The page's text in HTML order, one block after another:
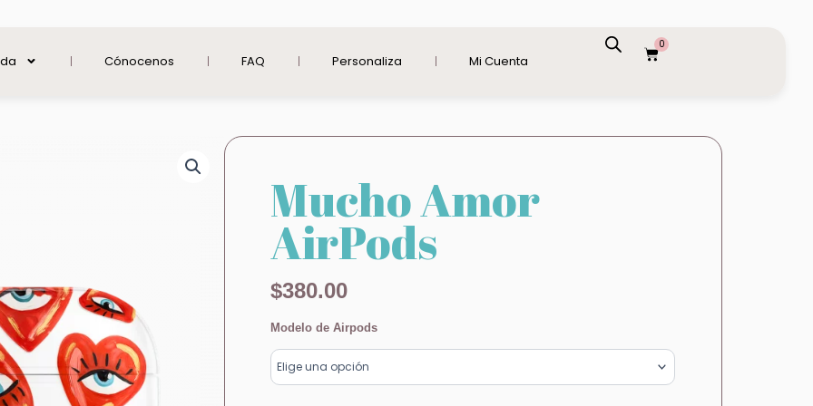
Cónocenos FAQ Personaliza Mi Cuenta
0
Carrito
Mucho Amor
AirPods
$380.00
Modelo de Airpods
Mucho
AirPods
cantidad